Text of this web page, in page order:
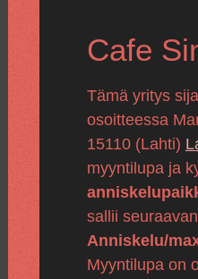
Cafe
Tämä yritys
osoitteessa
15110 (Lahti)
myyntilupa ja
sallii
Anniskelu/
Myyntilupa on